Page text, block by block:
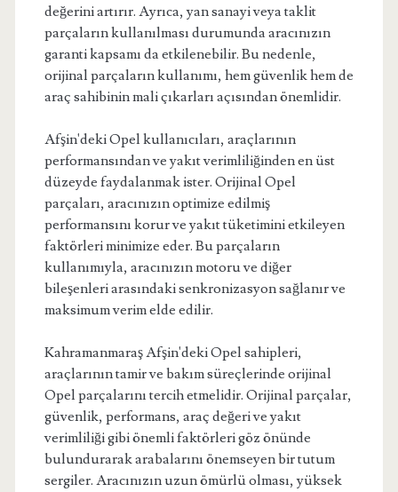
değerini artırır. Ayrıca, yan sanayi veya taklit
parçaların kullanılması durumunda aracınızın
garanti kapsamı da etkilenebilir. Bu nedenle,
orijinal parçaların kullanımı, hem güvenlik hem de
araç sahibinin mali çıkarları açısından önemlidir.
Afşin'deki Opel kullanıcıları, araçlarının
performansından ve yakıt verimliliğinden en üst
düzeyde faydalanmak ister. Orijinal Opel
parçaları, aracınızın optimize edilmiş
performansını korur ve yakıt tüketimini etkileyen
faktörleri minimize eder. Bu parçaların
kullanımıyla, aracınızın motoru ve diğer
bileşenleri arasındaki senkronizasyon sağlanır ve
maksimum verim elde edilir.
Kahramanmaraş Afşin'deki Opel sahipleri,
araçlarının tamir ve bakım süreçlerinde orijinal
Opel parçalarını tercih etmelidir. Orijinal parçalar,
güvenlik, performans, araç değeri ve yakıt
verimliliği gibi önemli faktörleri göz önünde
bulundurarak arabalarını önemseyen bir tutum
sergiler. Aracınızın uzun ömürlü olması, yüksek